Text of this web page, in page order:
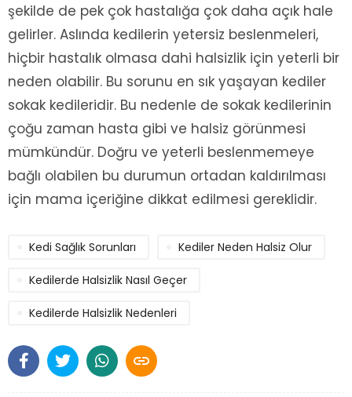

şekilde de pek çok hastalığa çok daha açık hale
gelirler. Aslında kedilerin yetersiz beslenmeleri,
hiçbir hastalık olmasa dahi halsizlik için yeterli bir
neden olabilir. Bu sorunu en sık yaşayan kediler
sokak kedileridir. Bu nedenle de sokak kedilerinin
çoğu zaman hasta gibi ve halsiz görünmesi
mümkündür. Doğru ve yeterli beslenmemeye
bağlı olabilen bu durumun ortadan kaldırılması
için mama içeriğine dikkat edilmesi gereklidir.
Kedi Sağlık Sorunları Kediler Neden Halsiz Olur
Kedilerde Halsizlik Nasıl Geçer
Kedilerde Halsizlik Nedenleri